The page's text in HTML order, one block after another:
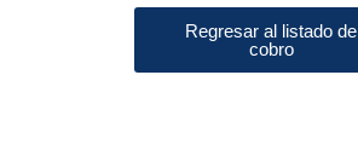
Regresar al listado de
cobro